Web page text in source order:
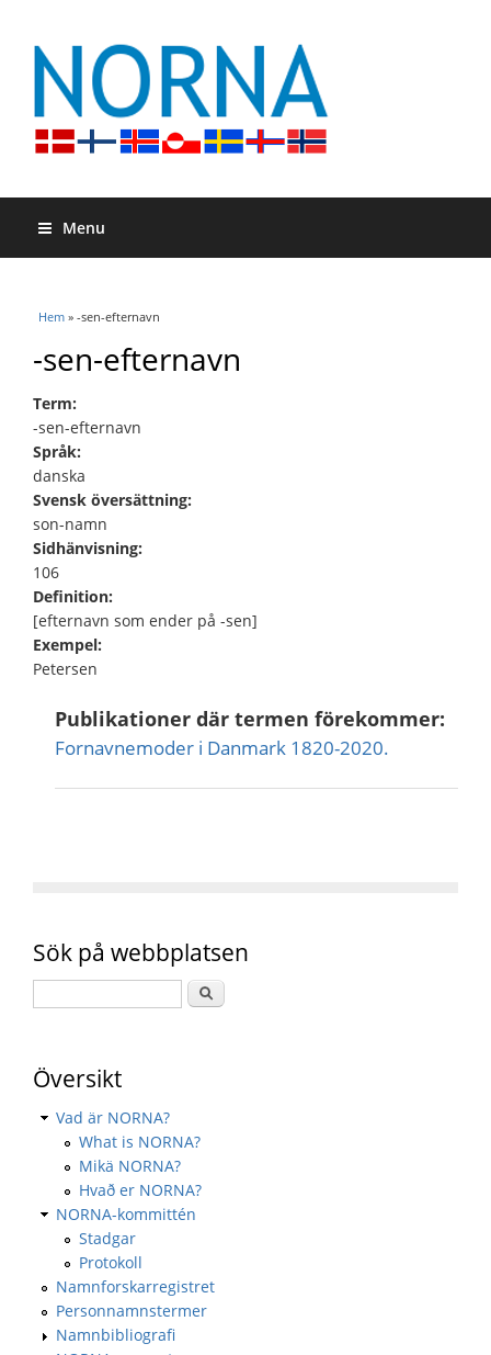
Menu
Du är här
Hem » -sen-efternavn
-sen-efternavn
Term:
-sen-efternavn
Språk:
danska
Svensk översättning:
son-namn
Sidhänvisning:
106
Definition:
[efternavn som ender på -sen]
Exempel:
Petersen
Publikationer där termen förekommer:
Fornavnemoder i Danmark 1820-2020.
Sök på webbplatsen
Översikt
Vad är NORNA?
What is NORNA?
Mikä NORNA?
Hvað er NORNA?
NORNA-kommittén
Stadgar
Protokoll
Namnforskarregistret
Personnamnstermer
Namnbibliografi